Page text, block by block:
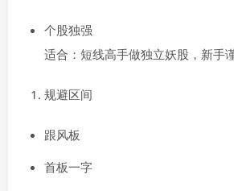
个股独强
适合：短线高手做独立妖股，新手
规避区间
跟风板
首板一字